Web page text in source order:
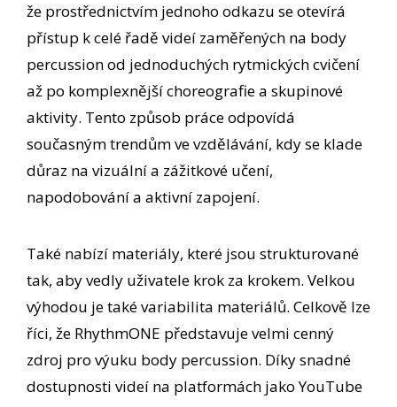
že prostřednictvím jednoho odkazu se otevírá
přístup k celé řadě videí zaměřených na body
percussion od jednoduchých rytmických cvičení
až po komplexnější choreografie a skupinové
aktivity. Tento způsob práce odpovídá
současným trendům ve vzdělávání, kdy se klade
důraz na vizuální a zážitkové učení,
napodobování a aktivní zapojení.
Také nabízí materiály, které jsou strukturované
tak, aby vedly uživatele krok za krokem. Velkou
výhodou je také variabilita materiálů. Celkově lze
říci, že RhythmONE představuje velmi cenný
zdroj pro výuku body percussion. Díky snadné
dostupnosti videí na platformách jako YouTube